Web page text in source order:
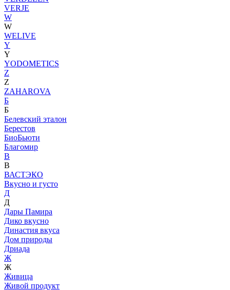
VERJE
W
W
WELIVE
Y
Y
YODOMETICS
Z
Z
ZAHAROVA
Б
Б
Белевский эталон
Берестов
БиоБьюти
Благомир
В
В
ВАСТЭКО
Вкусно и густо
Д
Д
Дары Памира
Дико вкусно
Династия вкуса
Дом природы
Дриада
Ж
Ж
Живица
Живой продукт